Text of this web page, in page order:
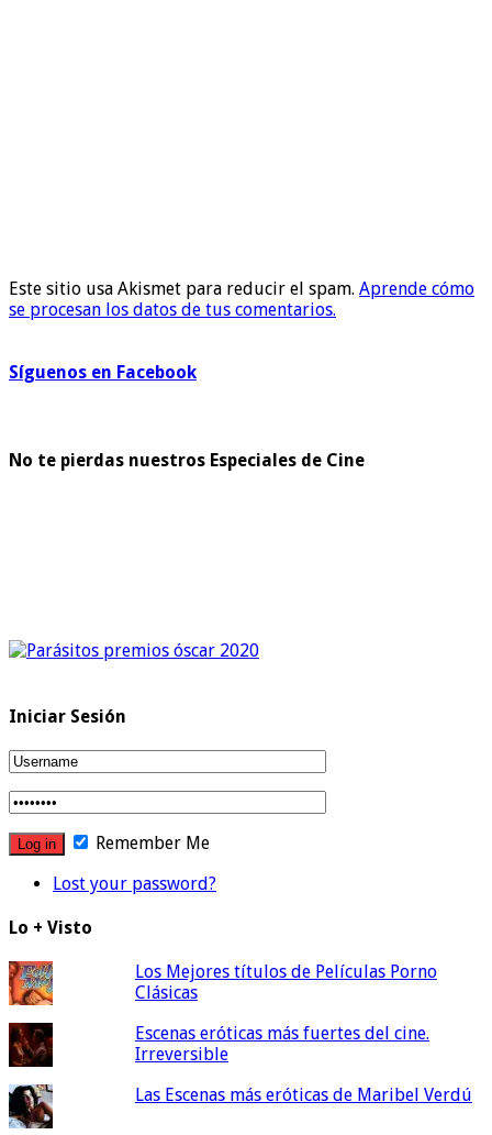
Este sitio usa Akismet para reducir el spam. Aprende cómo
se procesan los datos de tus comentarios.
Síguenos en Facebook
No te pierdas nuestros Especiales de Cine
Iniciar Sesión
Remember Me
Lost your password?
Lo + Visto
Los Mejores títulos de Películas Porno
Clásicas
Escenas eróticas más fuertes del cine.
Irreversible
Las Escenas más eróticas de Maribel Verdú